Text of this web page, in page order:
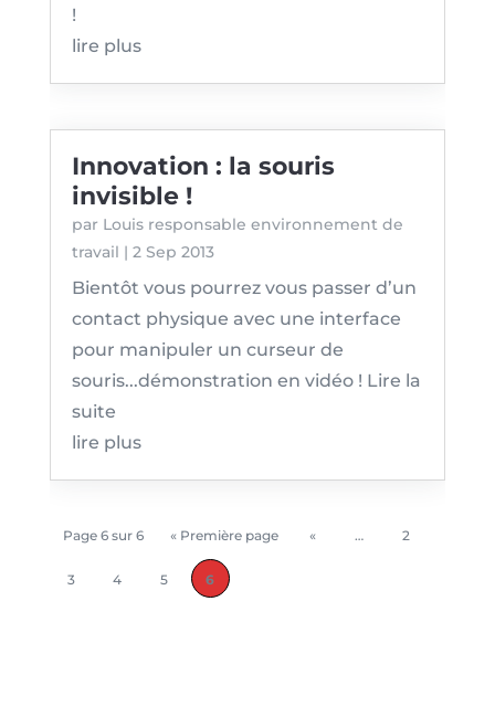
!
lire plus
Innovation : la souris
invisible !
par Louis responsable environnement de
travail | 2 Sep 2013
Bientôt vous pourrez vous passer d’un
contact physique avec une interface
pour manipuler un curseur de
souris...démonstration en vidéo ! Lire la
suite
lire plus
Page 6 sur 6 « Première page « … 2
3 4 5 6